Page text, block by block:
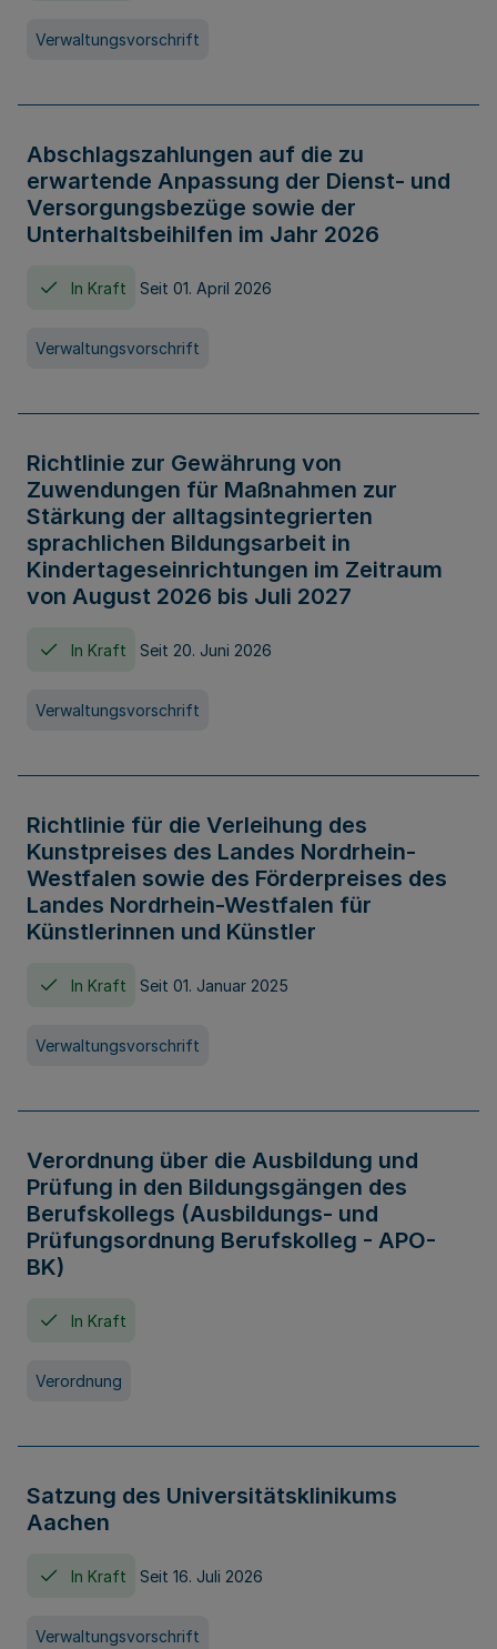
Verwaltungsvorschrift
Abschlagszahlungen auf die zu
erwartende Anpassung der Dienst- und
Versorgungsbezüge sowie der
Unterhaltsbeihilfen im Jahr 2026
In Kraft Seit 01. April 2026
Verwaltungsvorschrift
Richtlinie zur Gewährung von
Zuwendungen für Maßnahmen zur
Stärkung der alltagsintegrierten
sprachlichen Bildungsarbeit in
Kindertageseinrichtungen im Zeitraum
von August 2026 bis Juli 2027
In Kraft Seit 20. Juni 2026
Verwaltungsvorschrift
Richtlinie für die Verleihung des
Kunstpreises des Landes Nordrhein-
Westfalen sowie des Förderpreises des
Landes Nordrhein-Westfalen für
Künstlerinnen und Künstler
In Kraft Seit 01. Januar 2025
Verwaltungsvorschrift
Verordnung über die Ausbildung und
Prüfung in den Bildungsgängen des
Berufskollegs (Ausbildungs- und
Prüfungsordnung Berufskolleg - APO-
BK)
In Kraft
Verordnung
Satzung des Universitätsklinikums
Aachen
In Kraft Seit 16. Juli 2026
Verwaltungsvorschrift